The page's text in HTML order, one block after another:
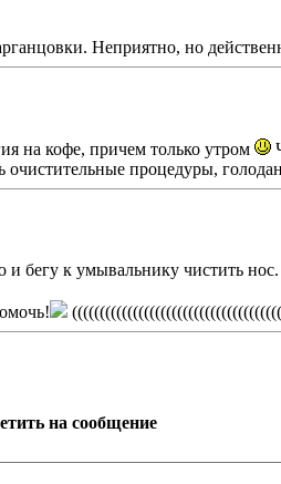
Неприятно, но
на кофе, причем только утром
процедуры,
к умывальнику чистить
на сообщение